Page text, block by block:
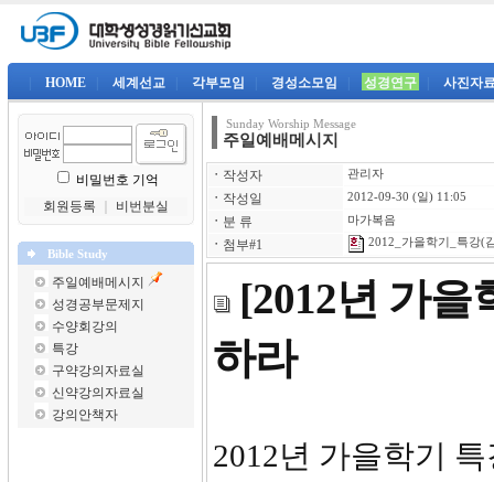
HOME 세계선교 각부모임 경성소모임 성경연구 사진자
비밀번호 기억
회원등록
비번분실
Bible Study
주일예배메시지
성경공부문제지
수양회강의
특강
구약강의자료실
신약강의자료실
강의안책자
Sunday Worship Message
주일예배메시지
ㆍ 작성자 관리자
ㆍ 작성일 2012-09-30 (일) 11:05
ㆍ 분 류 마가복음
ㆍ 첨부#1 2012_가을학기_특강(
[2012년 가을
하라
2012년